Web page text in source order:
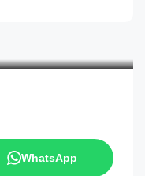
WhatsApp